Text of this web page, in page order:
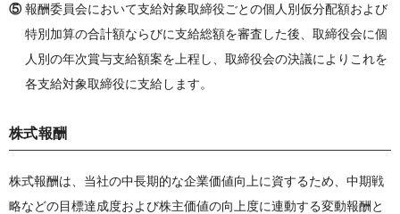
⑤ 報酬委員会において支給対象取締役ごとの個人別仮分配額および
特別加算の合計額ならびに支給総額を審査した後、取締役会に個
人別の年次賞与支給額案を上程し、取締役会の決議によりこれを
各支給対象取締役に支給します。
株式報酬
株式報酬は、当社の中長期的な企業価値向上に資するため、中期戦
略などの目標達成度および株主価値の向上度に連動する変動報酬と